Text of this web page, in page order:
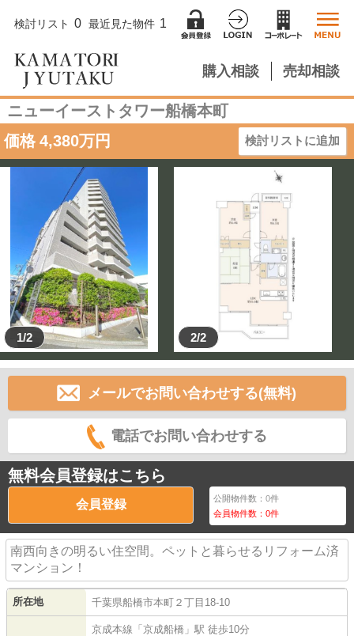
検討リスト 0 最近見た物件 1
購入相談 売却相談
ニューイーストタワー船橋本町
価格 4,380万円 検討リストに追加
1/2 2/2
メールでお問い合わせする(無料)
電話でお問い合わせする
無料会員登録はこちら
会員登録 公開物件数：0件
会員物件数：0件
南西向きの明るい住空間。ペットと暮らせるリフォーム済
マンション！
所在地 千葉県船橋市本町 ２丁目18-10
京成本線 「 京成船橋 」駅 徒歩10分